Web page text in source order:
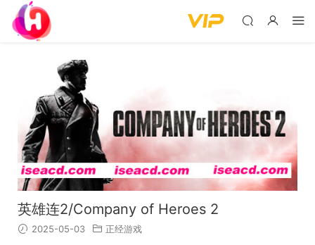
英雄连2/Company of Heroes 2
2025-05-03 正经游戏